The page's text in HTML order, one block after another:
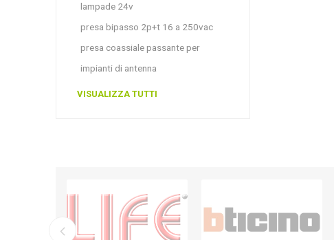
lampade 24v
presa bipasso 2p+t 16 a 250vac
presa coassiale passante per
impianti di antenna
VISUALIZZA TUTTI